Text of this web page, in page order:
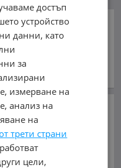
M3KIEL Avance
i8
ДДС
г., Дизелов
достъп
устройство
данни, като
за
измерване на
анализ на
на
трети страни
цели,